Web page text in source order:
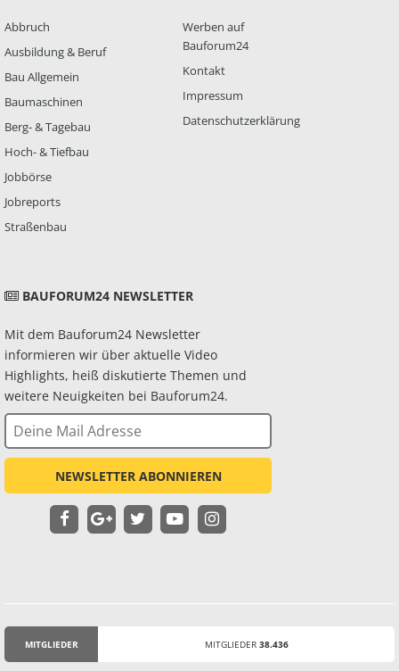
Abbruch
Ausbildung & Beruf
Bau Allgemein
Baumaschinen
Berg- & Tagebau
Hoch- & Tiefbau
Jobbörse
Jobreports
Straßenbau
Werben auf
Bauforum24
Kontakt
Impressum
Datenschutzerklärung
BAUFORUM24 NEWSLETTER
Mit dem Bauforum24 Newsletter
informieren wir über aktuelle Video
Highlights, heiß diskutierte Themen und
weitere Neuigkeiten bei Bauforum24.
NEWSLETTER ABONNIEREN
MITGLIEDER MITGLIEDER 38.436